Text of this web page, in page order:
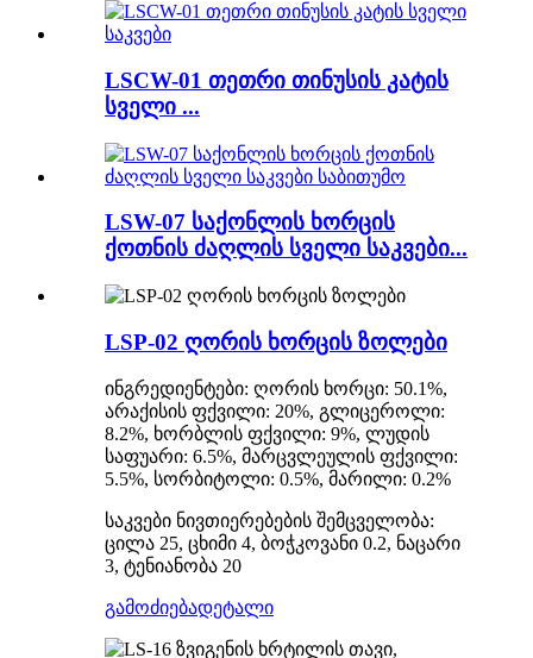
LSCW-01 თეთრი თინუსის კატის
სველი ...
LSW-07 საქონლის ხორცის
ქოთნის ძაღლის სველი საკვები...
LSP-02 ღორის ხორცის ზოლები
ინგრედიენტები: ღორის ხორცი: 50.1%,
არაქისის ფქვილი: 20%, გლიცეროლი:
8.2%, ხორბლის ფქვილი: 9%, ლუდის
საფუარი: 6.5%, მარცვლეულის ფქვილი:
5.5%, სორბიტოლი: 0.5%, მარილი: 0.2%
საკვები ნივთიერებების შემცველობა:
ცილა 25, ცხიმი 4, ბოჭკოვანი 0.2, ნაცარი
3, ტენიანობა 20
გამოძიებადეტალი